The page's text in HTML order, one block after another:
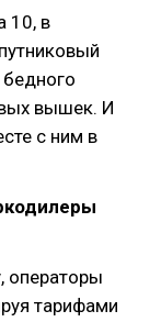
10, в
вышек. И
с ним в
операторы
тарифами